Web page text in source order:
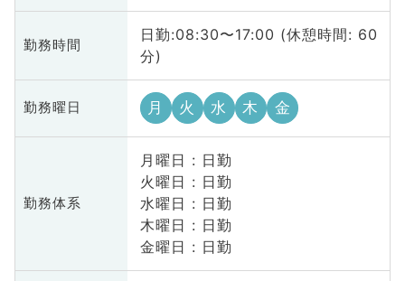
勤務時間
日勤:08:30〜17:00 (休憩時間: 60
分)
勤務曜日 月 火 水 木 金
勤務体系
月曜日 : 日勤
火曜日 : 日勤
水曜日 : 日勤
木曜日 : 日勤
金曜日 : 日勤